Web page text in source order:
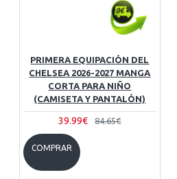
PRIMERA EQUIPACIÓN DEL
CHELSEA 2026-2027 MANGA
CORTA PARA NIÑO
(CAMISETA Y PANTALÓN)
39.99€ 84.65€
COMPRAR